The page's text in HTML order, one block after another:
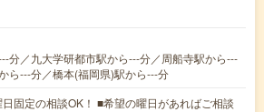
分／九大学研都市駅から---分／周船寺駅から---
ら---分／橋本(福岡県)駅から---分
固定の相談OK！ ■希望の曜日があればご相談